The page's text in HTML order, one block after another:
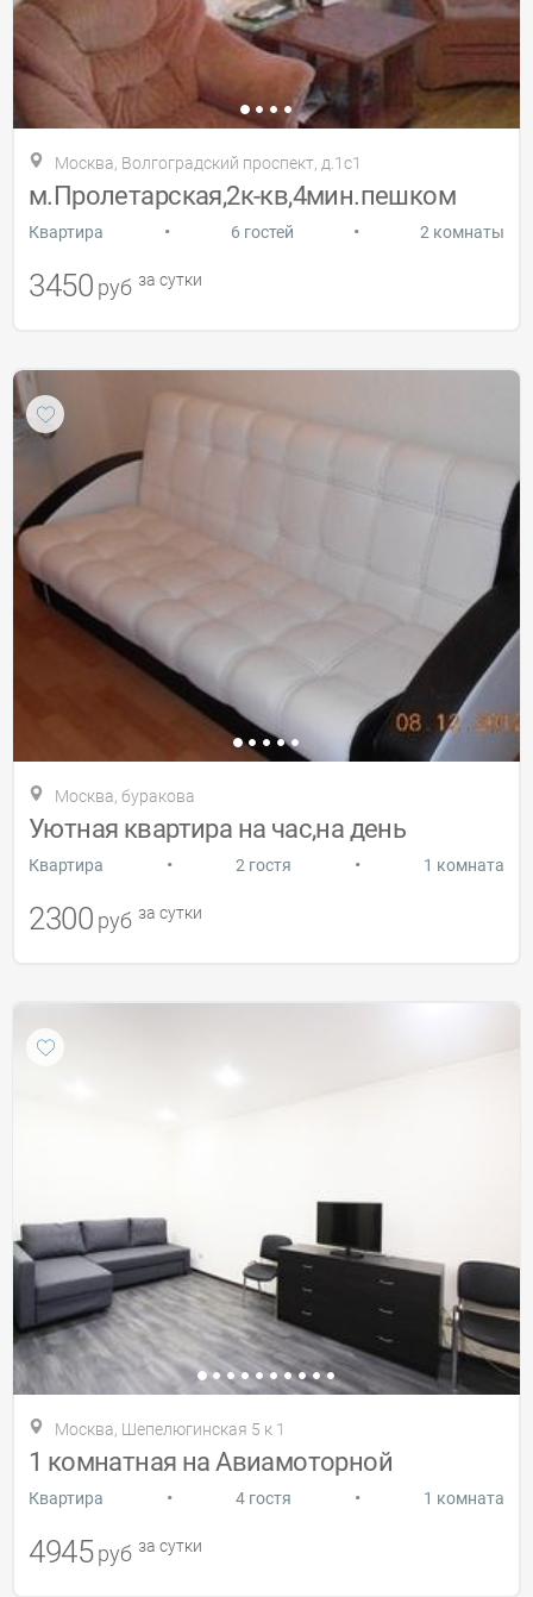
Москва, Волгоградский проспект, д.1с1
м.Пролетарская,2к-кв,4мин.пешком
Квартира • 6 гостей • 2 комнаты
3450 руб за сутки
Москва, буракова
Уютная квартира на час,на день
Квартира • 2 гостя • 1 комната
2300 руб за сутки
Москва, Шепелюгинская 5 к 1
1 комнатная на Авиамоторной
Квартира • 4 гостя • 1 комната
4945 руб за сутки